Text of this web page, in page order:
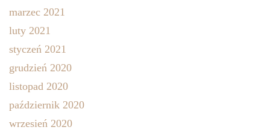
marzec 2021
luty 2021
styczeń 2021
grudzień 2020
listopad 2020
październik 2020
wrzesień 2020